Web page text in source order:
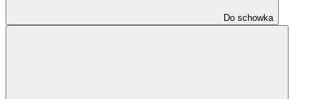
Do schowka